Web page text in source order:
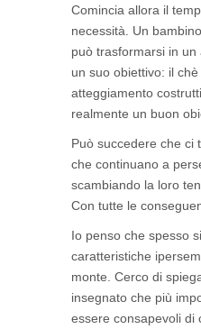
Comincia allora il
necessità. Un
può trasformarsi in
un suo obiettivo: il
atteggiamento
realmente un buon
Può succedere che ci
che continuano a
scambiando la loro
Con tutte le
Io penso che spesso
caratteristiche
monte. Cerco di
insegnato che più
essere consapevoli di